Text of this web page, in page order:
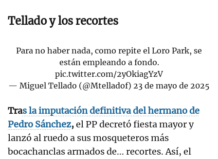
Tellado y los recortes
Para no haber nada, como repite el Loro Park, se
están empleando a fondo.
pic.twitter.com/2yOkiagYzV
— Miguel Tellado (@Mtelladof) 23 de mayo de 2025
Tras la imputación definitiva del hermano de
Pedro Sánchez,el PP decretó fiesta mayor y
lanzó al ruedo a sus mosqueteros más
bocachanclas armados de... recortes. Así, el